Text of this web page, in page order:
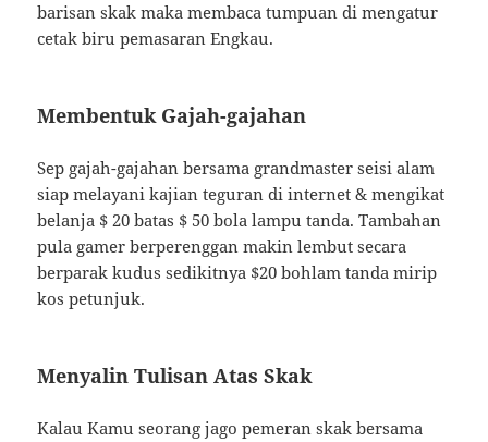
barisan skak maka membaca tumpuan di mengatur
cetak biru pemasaran Engkau.
Membentuk Gajah-gajahan
Sep gajah-gajahan bersama grandmaster seisi alam
siap melayani kajian teguran di internet & mengikat
belanja $ 20 batas $ 50 bola lampu tanda. Tambahan
pula gamer berperenggan makin lembut secara
berparak kudus sedikitnya $20 bohlam tanda mirip
kos petunjuk.
Menyalin Tulisan Atas Skak
Kalau Kamu seorang jago pemeran skak bersama